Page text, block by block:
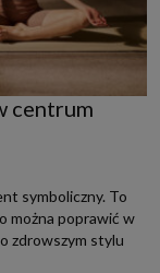
centrum
symboliczny. To
można poprawić w
zdrowszym stylu